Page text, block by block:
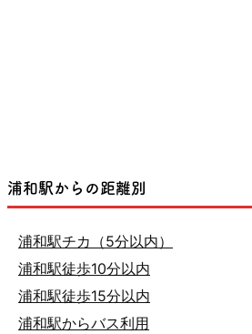
浦和駅からの距離別
浦和駅チカ（5分以内）
浦和駅徒歩10分以内
浦和駅徒歩15分以内
浦和駅からバス利用